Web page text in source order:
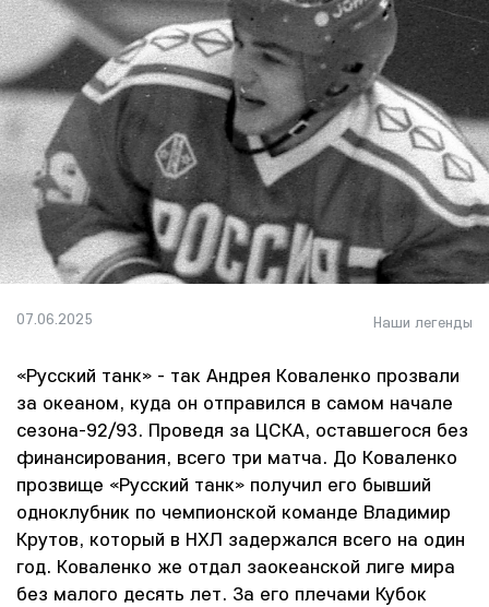
07.06.2025 Наши легенды
«Русский танк» - так Андрея Коваленко прозвали
за океаном, куда он отправился в самом начале
сезона-92/93. Проведя за ЦСКА, оставшегося без
финансирования, всего три матча. До Коваленко
прозвище «Русский танк» получил его бывший
одноклубник по чемпионской команде Владимир
Крутов, который в НХЛ задержался всего на один
год. Коваленко же отдал заокеанской лиге мира
без малого десять лет. За его плечами Кубок